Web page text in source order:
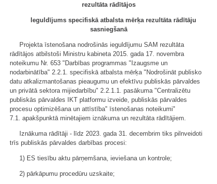
rezultāta rādītājos
Ieguldījums specifiskā atbalsta mērķa rezultāta rādītāju
sasniegšanā
Projekta īstenošana nodrošinās ieguldījumu SAM rezultāta
rādītājos atbilstoši Ministru kabineta 2015. gada 17. novembra
noteikumu Nr. 653 "Darbības programmas "Izaugsme un
nodarbinātība" 2.2.1. specifiskā atbalsta mērķa "Nodrošināt publisko
datu atkalizmantošanas pieaugumu un efektīvu publiskās pārvaldes
un privātā sektora mijiedarbību" 2.2.1.1. pasākuma "Centralizētu
publiskās pārvaldes IKT platformu izveide, publiskās pārvaldes
procesu optimizēšana un attīstība" īstenošanas noteikumi"
7.1. apakšpunktā minētajiem iznākuma un rezultāta rādītājiem.
Iznākuma rādītāji - līdz 2023. gada 31. decembrim tiks pilnveidoti
trīs publiskās pārvaldes darbības procesi:
1) ES tiesību aktu pārņemšana, ieviešana un kontrole;
2) pārkāpumu procedūru uzskaite;